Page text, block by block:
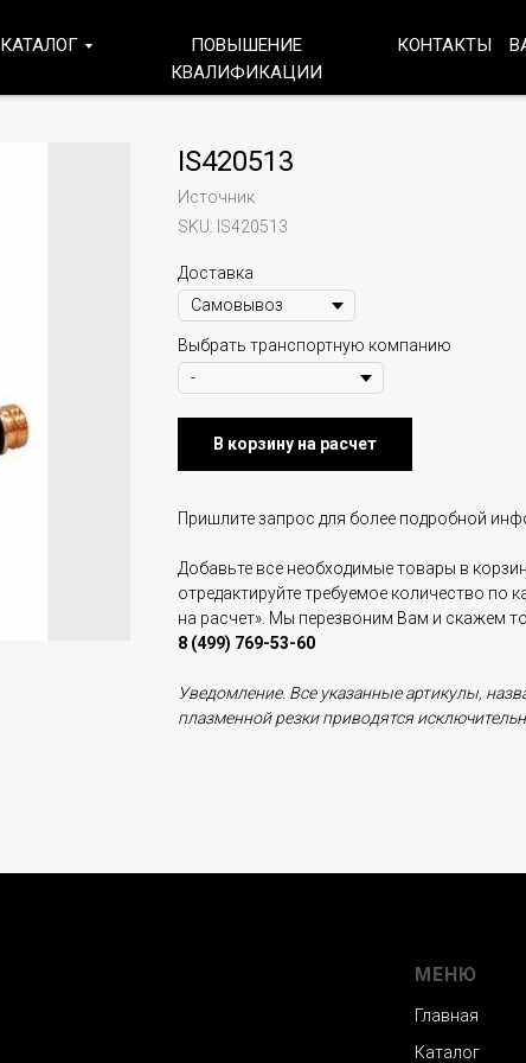
КАТАЛОГ
ПОВЫШЕНИЕ
КВАЛИФИКАЦИИ
КОНТАКТЫ
IS420513
Источник
SKU: IS420513
Доставка
Выбрать транспортную компанию
В корзину на расчет
Пришлите запрос для более подробной
Добавьте все необходимые товары в
отредактируйте требуемое количество по
на расчет». Мы перезвоним Вам и скажем
8 (499) 769-53-60
Уведомление. Все указанные артикулы,
плазменной резки приводятся
МЕНЮ
Главная
Каталог